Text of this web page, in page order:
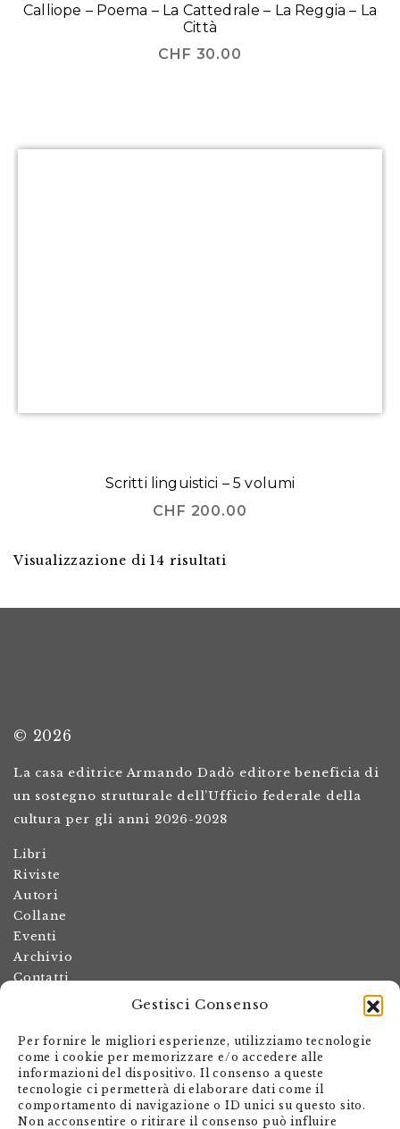
Gestisci Consenso
Per fornire le migliori esperienze, utilizziamo tecnologie
come i cookie per memorizzare e/o accedere alle
informazioni del dispositivo. Il consenso a queste
tecnologie ci permetterà di elaborare dati come il
comportamento di navigazione o ID unici su questo sito.
Non acconsentire o ritirare il consenso può influire
Calliope – Poema – La Cattedrale – La Reggia – La
Città
CHF 30.00
Scritti linguistici – 5 volumi
CHF 200.00
Visualizzazione di 14 risultati
© 2026
La casa editrice Armando Dadò editore beneficia di
un sostegno strutturale dell’Ufficio federale della
cultura per gli anni 2026-2028
Libri
Riviste
Autori
Collane
Eventi
Archivio
Contatti
Termini e condizioni
Spese di spedizione
Politica dei resi
Informativa sulla privacy
Il mio account
Carrello